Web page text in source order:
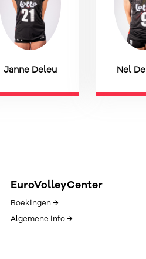
Janne Deleu Nel
EuroVolleyCenter
Boekingen →
Algemene info →